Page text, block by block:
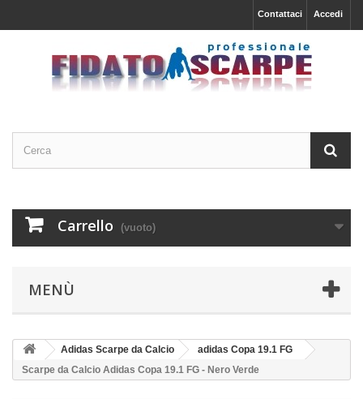
Accedi
Contattaci
Carrello (vuoto)
MENÙ
Adidas Scarpe da Calcio
adidas Copa 19.1 FG
Scarpe da Calcio Adidas Copa 19.1 FG - Nero Verde